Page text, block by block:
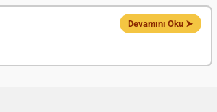
Devamını Oku ➤